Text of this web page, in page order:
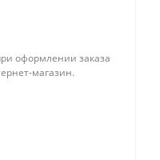
оформлении заказа
магазин.